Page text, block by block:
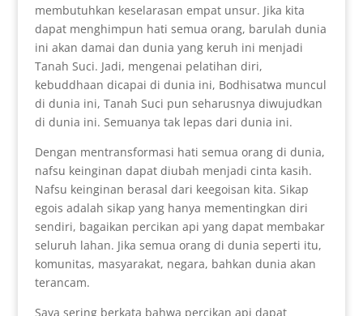
membutuhkan keselarasan empat unsur. Jika kita
dapat menghimpun hati semua orang, barulah dunia
ini akan damai dan dunia yang keruh ini menjadi
Tanah Suci. Jadi, mengenai pelatihan diri,
kebuddhaan dicapai di dunia ini, Bodhisatwa muncul
di dunia ini, Tanah Suci pun seharusnya diwujudkan
di dunia ini. Semuanya tak lepas dari dunia ini.
Dengan mentransformasi hati semua orang di dunia,
nafsu keinginan dapat diubah menjadi cinta kasih.
Nafsu keinginan berasal dari keegoisan kita. Sikap
egois adalah sikap yang hanya mementingkan diri
sendiri, bagaikan percikan api yang dapat membakar
seluruh lahan. Jika semua orang di dunia seperti itu,
komunitas, masyarakat, negara, bahkan dunia akan
terancam.
Saya sering berkata bahwa percikan api dapat